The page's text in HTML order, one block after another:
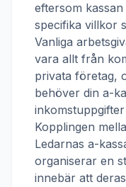
eftersom
specifika villkor
Vanliga
vara allt från
privata företag,
behöver din a-
Kopplingen
Ledarnas a-
organiserar en
innebär att